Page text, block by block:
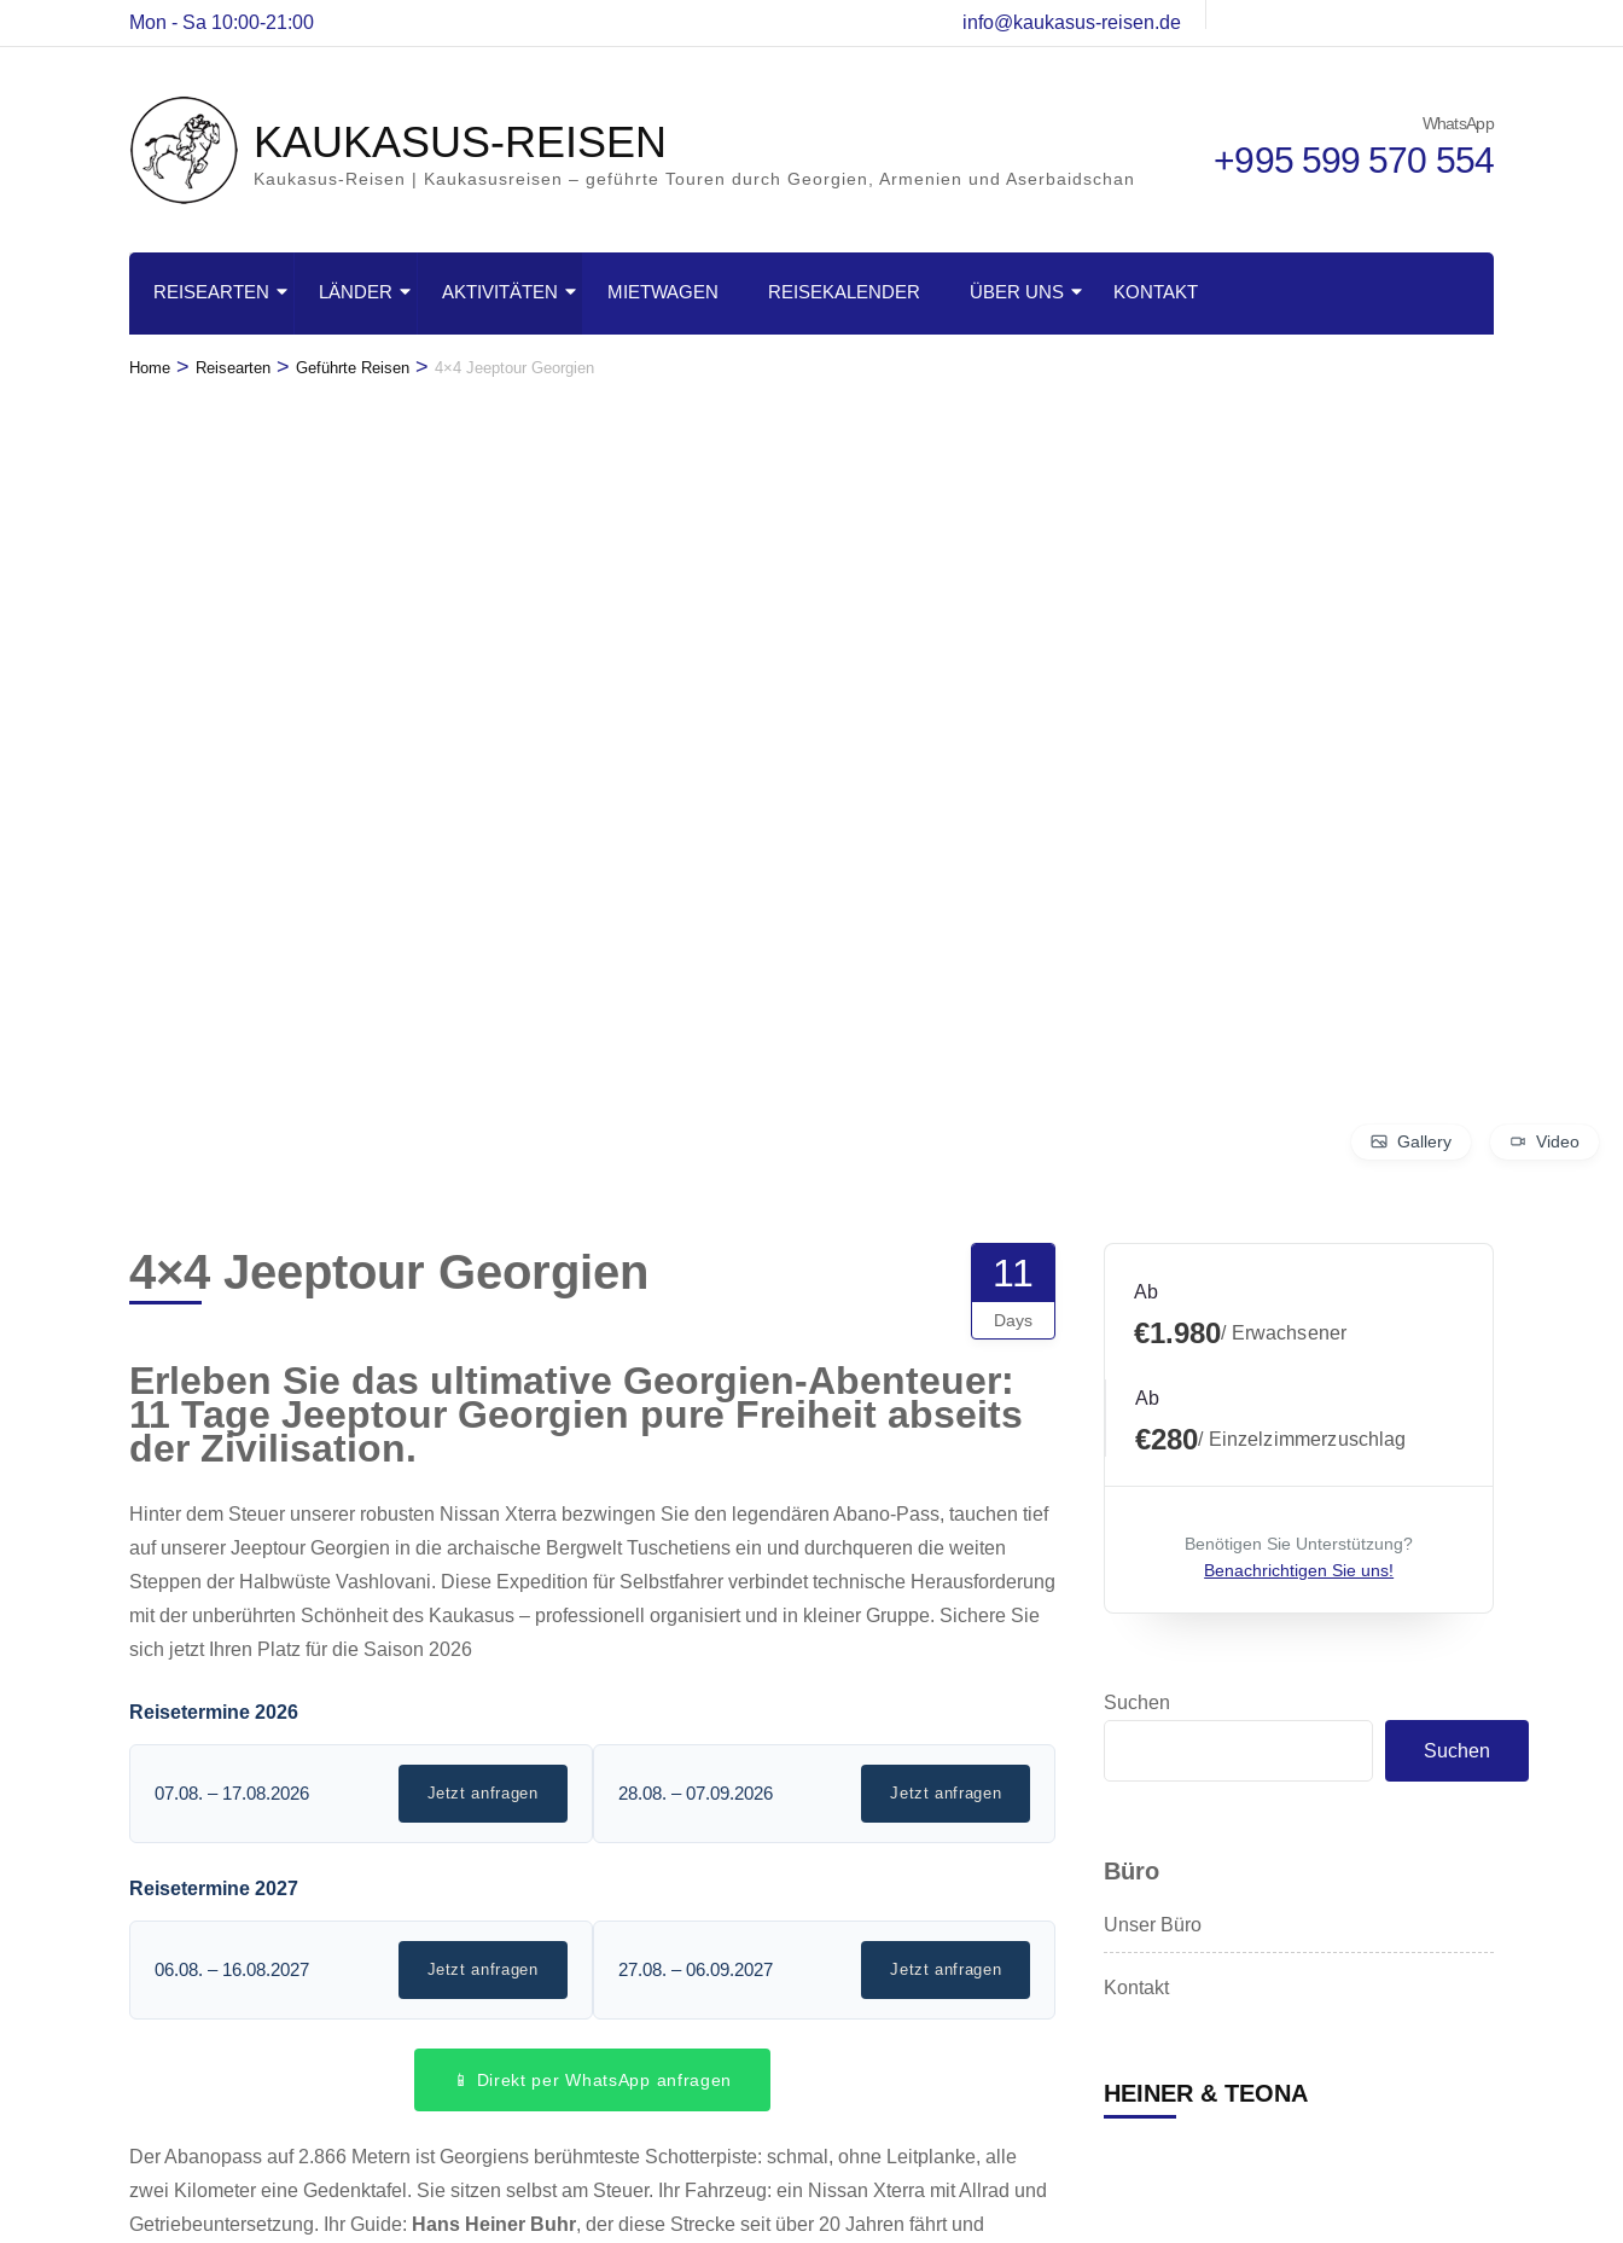
Mon - Sa 10:00-21:00 info@kaukasus-reisen.de
KAUKASUS-REISEN
Kaukasus-Reisen | Kaukasusreisen – geführte Touren durch Georgien, Armenien und Aserbaidschan
WhatsApp
+995 599 570 554
REISEARTEN LÄNDER AKTIVITÄTEN MIETWAGEN REISEKALENDER ÜBER UNS KONTAKT
Home > Reisearten > Geführte Reisen > 4×4 Jeeptour Georgien
Gallery Video
4×4 Jeeptour Georgien 11
Days
Erleben Sie das ultimative Georgien-Abenteuer:
11 Tage Jeeptour Georgien pure Freiheit abseits
der Zivilisation.
Hinter dem Steuer unserer robusten Nissan Xterra bezwingen Sie den legendären Abano-Pass, tauchen tief
auf unserer Jeeptour Georgien in die archaische Bergwelt Tuschetiens ein und durchqueren die weiten
Steppen der Halbwüste Vashlovani. Diese Expedition für Selbstfahrer verbindet technische Herausforderung
mit der unberührten Schönheit des Kaukasus – professionell organisiert und in kleiner Gruppe. Sichere Sie
sich jetzt Ihren Platz für die Saison 2026
Reisetermine 2026
07.08. – 17.08.2026 Jetzt anfragen 28.08. – 07.09.2026 Jetzt anfragen
Reisetermine 2027
06.08. – 16.08.2027 Jetzt anfragen 27.08. – 06.09.2027 Jetzt anfragen
📱 Direkt per WhatsApp anfragen
Der Abanopass auf 2.866 Metern ist Georgiens berühmteste Schotterpiste: schmal, ohne Leitplanke, alle
zwei Kilometer eine Gedenktafel. Sie sitzen selbst am Steuer. Ihr Fahrzeug: ein Nissan Xterra mit Allrad und
Getriebeuntersetzung. Ihr Guide: Hans Heiner Buhr, der diese Strecke seit über 20 Jahren fährt und
Ab
€1.980/ Erwachsener
Ab
€280/ Einzelzimmerzuschlag
Benötigen Sie Unterstützung?
Benachrichtigen Sie uns!
Suchen
Suchen
Büro
Unser Büro
Kontakt
HEINER & TEONA